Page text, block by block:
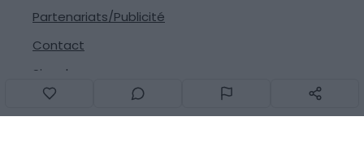
Partenariats/Publicité
Contact
Signaler une erreur